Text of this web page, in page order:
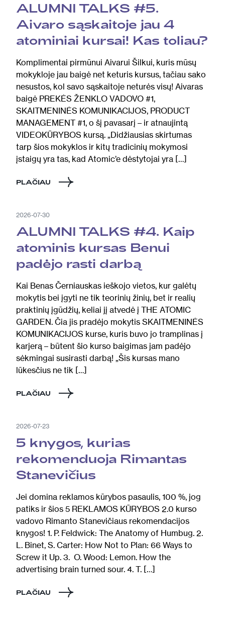
ALUMNI TALKS #5.
Aivaro sąskaitoje jau 4
atominiai kursai! Kas toliau?
Komplimentai pirmūnui Aivarui Šilkui, kuris mūsų
mokykloje jau baigė net keturis kursus, tačiau sako
nesustos, kol savo sąskaitoje neturės visų! Aivaras
baigė PREKĖS ŽENKLO VADOVO #1,
SKAITMENINĖS KOMUNIKACIJOS, PRODUCT
MANAGEMENT #1, o šį pavasarį – ir atnaujintą
VIDEOKŪRYBOS kursą. „Didžiausias skirtumas
tarp šios mokyklos ir kitų tradicinių mokymosi
įstaigų yra tas, kad Atomic’e dėstytojai yra […]
PLAČIAU
2026-07-30
ALUMNI TALKS #4. Kaip
atominis kursas Benui
padėjo rasti darbą
Kai Benas Černiauskas ieškojo vietos, kur galėtų
mokytis bei įgyti ne tik teorinių žinių, bet ir realių
praktinių įgūdžių, keliai jį atvedė į THE ATOMIC
GARDEN. Čia jis pradėjo mokytis SKAITMENINĖS
KOMUNIKACIJOS kurse, kuris buvo jo tramplinas į
karjerą – būtent šio kurso baigimas jam padėjo
sėkmingai susirasti darbą! „Šis kursas mano
lūkesčius ne tik […]
PLAČIAU
2026-07-23
5 knygos, kurias
rekomenduoja Rimantas
Stanevičius
Jei domina reklamos kūrybos pasaulis, 100 %, jog
patiks ir šios 5 REKLAMOS KŪRYBOS 2.0 kurso
vadovo Rimanto Stanevičiaus rekomendacijos
knygos! 1. P. Feldwick: The Anatomy of Humbug. 2.
L. Binet, S. Carter: How Not to Plan: 66 Ways to
Screw it Up. 3. O. Wood: Lemon. How the
advertising brain turned sour. 4. T. […]
PLAČIAU